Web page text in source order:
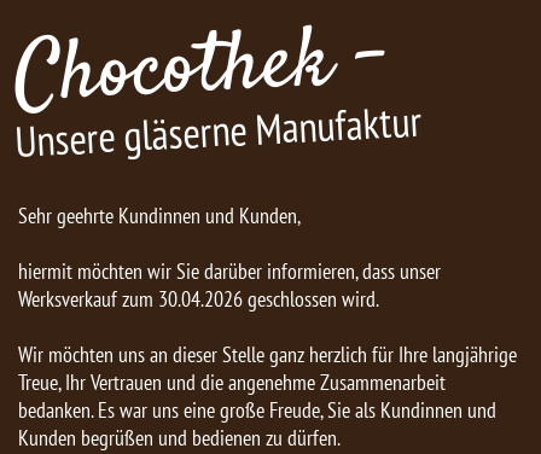
Chocothek -
Unsere gläserne Manufaktur
Sehr geehrte Kundinnen und Kunden,
hiermit möchten wir Sie darüber informieren, dass unser
Werksverkauf zum 30.04.2026 geschlossen wird.
Wir möchten uns an dieser Stelle ganz herzlich für Ihre langjährige
Treue, Ihr Vertrauen und die angenehme Zusammenarbeit
bedanken. Es war uns eine große Freude, Sie als Kundinnen und
Kunden begrüßen und bedienen zu dürfen.